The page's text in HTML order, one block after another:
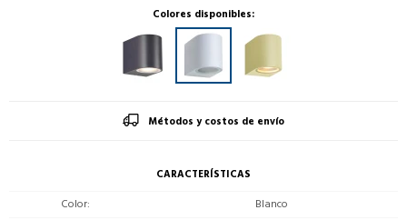
Colores disponibles:
Métodos y costos de envío
CARACTERÍSTICAS
Color
Blanco